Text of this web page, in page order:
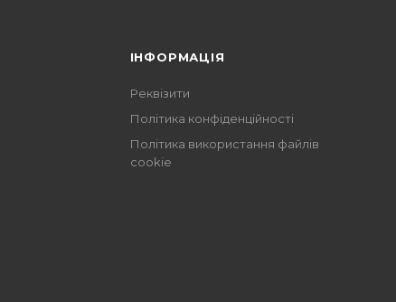
ІНФОРМАЦІЯ
Реквізити
Політика конфіденційності
Політика використання файлів
cookie